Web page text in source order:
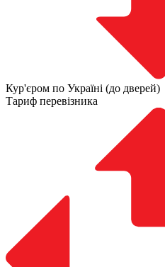
Кур'єром по Україні (до дверей)
Тариф перевізника